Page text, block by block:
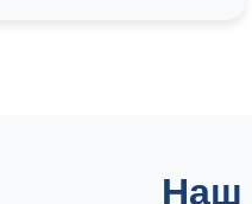
Наш